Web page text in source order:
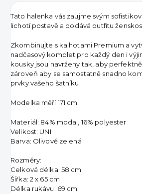
Tato halenka vás zaujme svým
lichotí postavě a dodává outfitu
Zkombinujte s kalhotami Premium a
nadčasový komplet pro každý den i
kousky jsou navrženy tak, aby
zároveň aby se samostatně snadno
prvky vašeho šatníku.
Modelka měří 171 cm.
Materiál: 84% modal, 16% polyester
Velikost: UNI
Barva: Olivově zelená
Rozměry:
Celková délka: 58 cm
Šířka: 2 x 65 cm
Délka rukávu: 69 cm